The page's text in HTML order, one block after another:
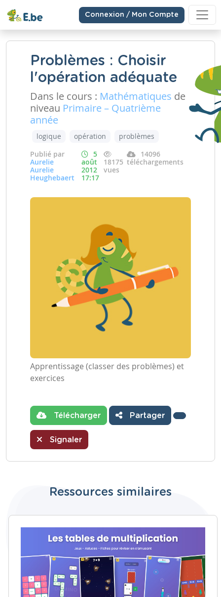
Connexion / Mon Compte
Problèmes : Choisir
l'opération adéquate
Dans le cours : Mathématiques de
niveau Primaire – Quatrième
année
logique opération
problèmes
Publié par
Aurelie
Aurelie
Heughebaert
5
août
2012
17:17
18175
vues
14096
téléchargements
Apprentissage (classer des problèmes) et
exercices
Télécharger Partager
Signaler
Ressources similaires